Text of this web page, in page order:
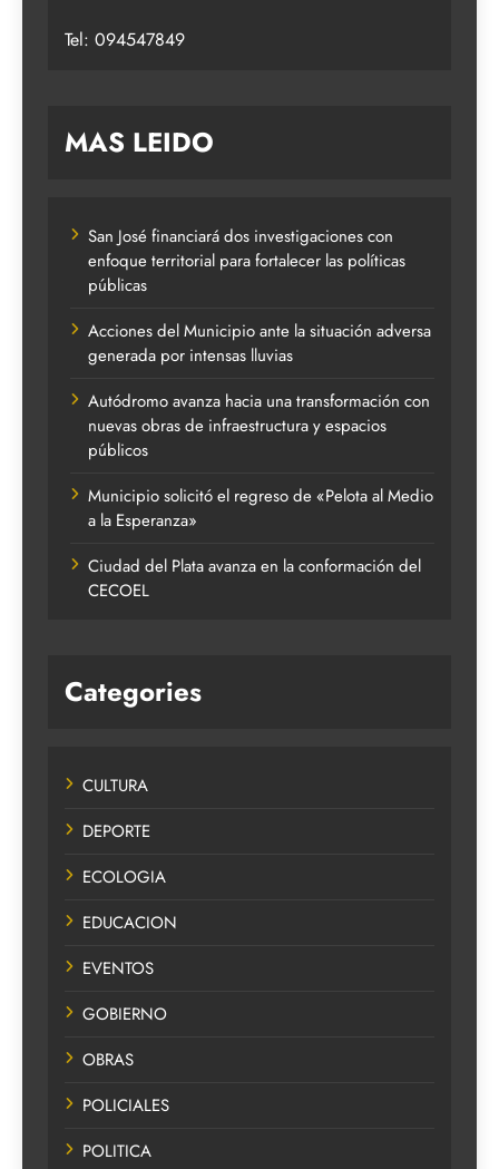
Tel: 094547849
MAS LEIDO
San José financiará dos investigaciones con
enfoque territorial para fortalecer las políticas
públicas
Acciones del Municipio ante la situación adversa
generada por intensas lluvias
Autódromo avanza hacia una transformación con
nuevas obras de infraestructura y espacios
públicos
Municipio solicitó el regreso de «Pelota al Medio
a la Esperanza»
Ciudad del Plata avanza en la conformación del
CECOEL
Categories
CULTURA
DEPORTE
ECOLOGIA
EDUCACION
EVENTOS
GOBIERNO
OBRAS
POLICIALES
POLITICA